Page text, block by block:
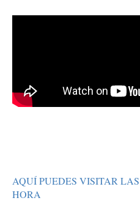
AQUÍ PUEDES VISITAR
HORA